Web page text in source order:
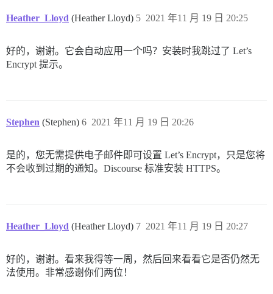
Heather_Lloyd (Heather Lloyd) 2021 年11 月 19 日 20:25
5
好的，谢谢。它会自动应用一个吗？安装时我跳过了 Let’s
Encrypt 提示。
Stephen (Stephen) 2021 年11 月 19 日 20:26
6
是的，您无需提供电子邮件即可设置 Let’s Encrypt，只是您将
不会收到过期的通知。Discourse 标准安装 HTTPS。
Heather_Lloyd (Heather Lloyd) 2021 年11 月 19 日 20:27
7
好的，谢谢。看来我得等一周，然后回来看看它是否仍然无
法使用。非常感谢你们两位！